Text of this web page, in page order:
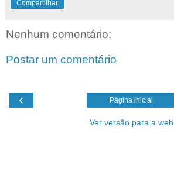
Compartilhar
Nenhum comentário:
Postar um comentário
‹ Página inicial
Ver versão para a web